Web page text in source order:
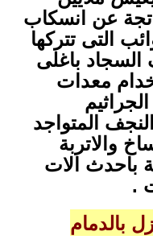
عن انسكاب
التى تتركها
السجاد باغلى
معدات
المتواجد
والاتربة
باحدث الات
.
بالدمام